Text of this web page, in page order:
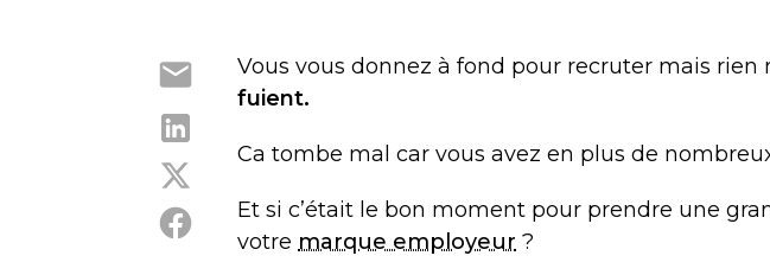
Vous vous donnez à fond pour recruter mais rien
fuient.
Ca tombe mal car vous avez en plus de
Et si c’était le bon moment pour prendre une
votre marque employeur ?